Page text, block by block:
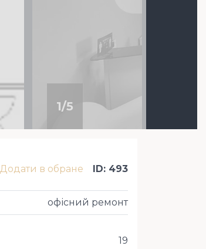
1/5
Додати в обране ID: 493
офісний ремонт
19